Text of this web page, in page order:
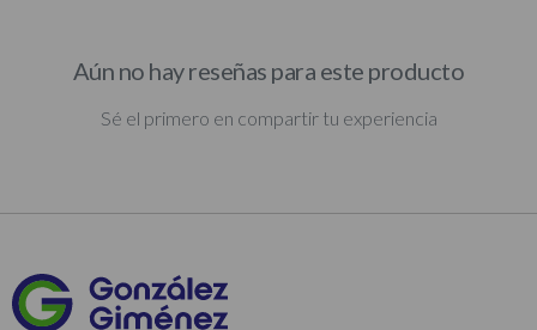
Aún no hay reseñas para este producto
Sé el primero en compartir tu experiencia